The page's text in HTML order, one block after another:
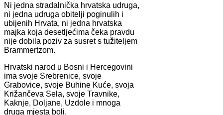
Ni jedna stradalnička hrvatska udruga,
ni jedna udruga obitelji poginulih i
ubijenih Hrvata, ni jedna hrvatska
majka koja desetljećima čeka pravdu
nije dobila poziv za susret s tužiteljem
Brammertzom.
Hrvatski narod u Bosni i Hercegovini
ima svoje Srebrenice, svoje
Grabovice, svoje Buhine Kuće, svoja
Križančeva Sela, svoje Travnike,
Kaknje, Doljane, Uzdole i mnoga
druga mjesta boli.